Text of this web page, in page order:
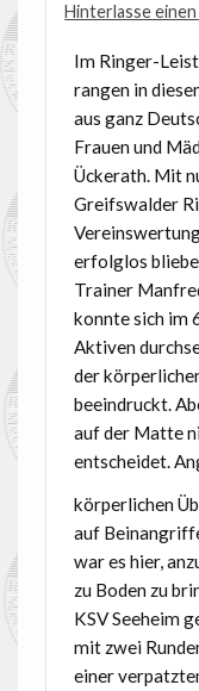
Hinterlasse
Im Ringer-
rangen in
aus ganz
Frauen und
Ückerath. Mit
Greifswalder
erfolglos
Trainer
konnte sich im
Aktiven
der
beeindruckt.
auf der Matte
entscheidet.
körperlichen
auf
war es hier,
zu Boden zu
KSV Seeheim
mit zwei
einer